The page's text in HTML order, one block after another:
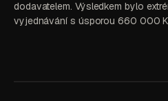
dodavatelem. Výsledkem bylo
vyjednávání s úsporou 660 000